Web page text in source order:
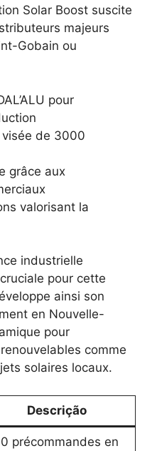
Solar Boost suscite
majeurs
Gobain ou
pour
de 3000
grâce aux
valorisant la
industrielle
pour cette
ainsi son
en Nouvelle-
pour
comme
solaires locaux.
Descrição
précommandes en